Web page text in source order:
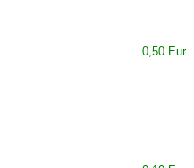
0,50 Eur